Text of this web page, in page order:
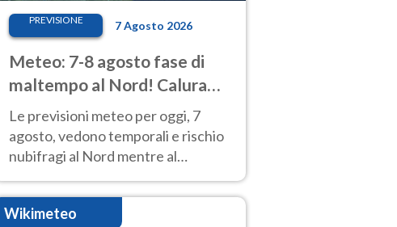
PREVISIONE 7 Agosto 2026
Meteo: 7-8 agosto fase di
maltempo al Nord! Calura
fino a Ferragosto
Le previsioni meteo per oggi, 7
agosto, vedono temporali e rischio
nubifragi al Nord mentre al
Centro-Sud sole e caldo sempre
molto intenso.
Wikimeteo